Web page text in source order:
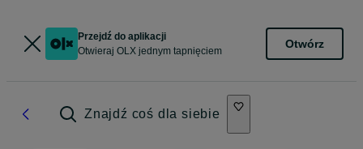
Przejdź do aplikacji
Otwieraj OLX jednym tapnięciem
Otwórz
Znajdź coś dla siebie